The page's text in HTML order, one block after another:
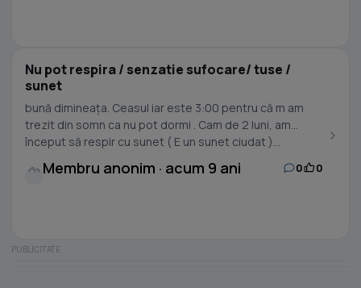
Nu pot respira / senzatie sufocare/ tuse /
sunet
bună dimineața. Ceasul iar este 3:00 pentru că m am
trezit din somn ca nu pot dormi . Cam de 2 luni, am
început să respir cu sunet ( E un sunet ciudat )...
Membru anonim · acum 9 ani 0 0